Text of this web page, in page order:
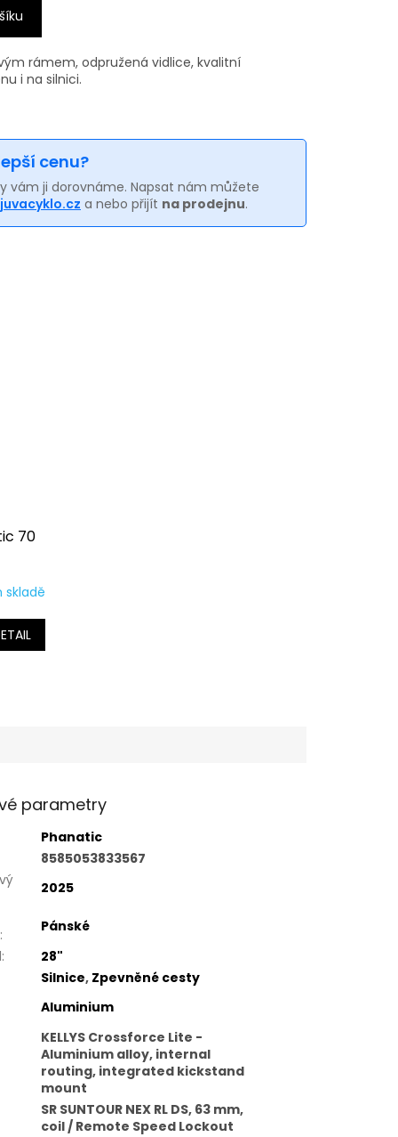
rámem, odpružená vidlice, kvalitní
i na silnici.
cenu?
vám ji dorovnáme. Napsat nám můžete
a nebo přijít na prodejnu.
70
skladě
parametry
Phanatic
8585053833567
2025
:
Pánské
:
28"
Silnice, Zpevněné cesty
Aluminium
KELLYS Crossforce Lite -
Aluminium alloy, internal
routing, integrated kickstand
mount
SR SUNTOUR NEX RL DS, 63 mm,
coil / Remote Speed Lockout